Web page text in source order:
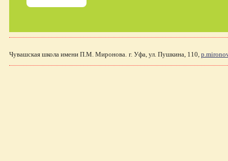
Чувашская школа имени П.М. Миронова. г. Уфа, ул. Пушкина, 110,